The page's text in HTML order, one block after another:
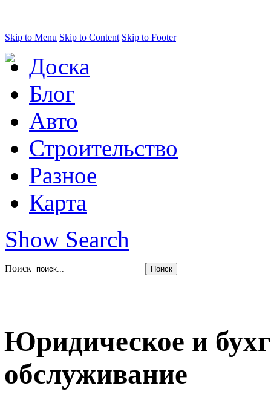
Skip to Menu Skip to Content Skip to Footer
Доска
Блог
Авто
Строительство
Разное
Карта
Show Search
Поиск
Юридическое и
обслуживание